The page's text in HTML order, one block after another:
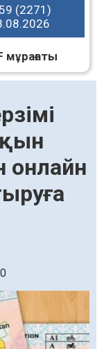
(2271)
мұрағаты
онлайн
0